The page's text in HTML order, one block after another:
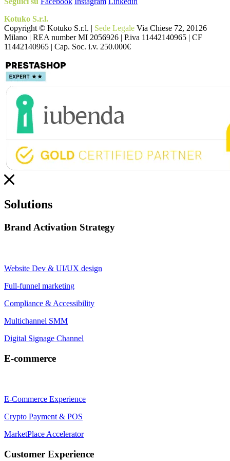
Kotuko S.r.l.
Copyright © Kotuko S.r.l. | Sede Legale Via Chiese 72, 20126
Milano | REA number MI 2056926 | P.iva 11442140965 | CF
11442140965 | Cap. Soc. i.v. 250.000€
Solutions
Brand Activation Strategy
Website Dev & UI/UX design
Full-funnel marketing
Compliance & Accessibility
Multichannel SMM
Digital Signage Channel
E-commerce
E-Commerce Experience
Crypto Payment & POS
MarketPlace Accelerator
Customer Experience